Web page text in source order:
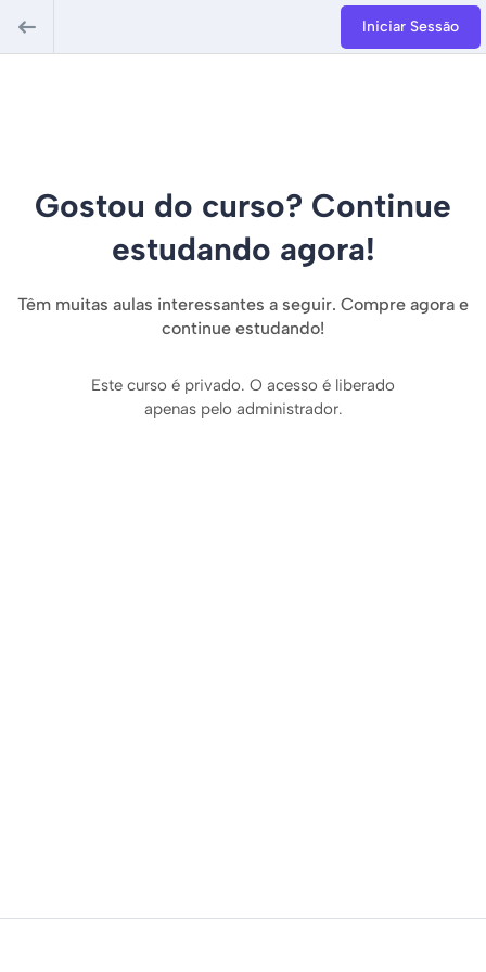
Iniciar Sessão
Gostou do curso? Continue
estudando agora!
Têm muitas aulas interessantes a seguir. Compre agora e
continue estudando!
Este curso é privado. O acesso é liberado
apenas pelo administrador.